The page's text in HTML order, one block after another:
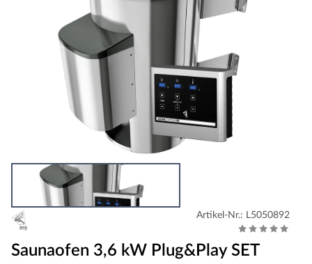
Artikel-Nr.: L5050892
Saunaofen 3,6 kW Plug&Play SET